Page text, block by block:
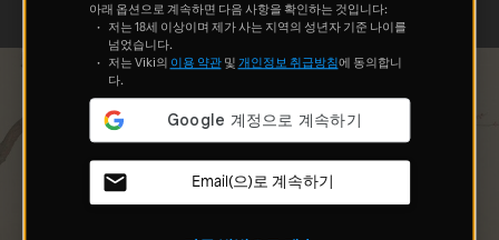
아래 옵션으로 계속하면 다음 사항을 확인하는 것입니다:
저는 18세 이상이며 제가 사는 지역의 성년자 기준 나이를
넘었습니다.
저는 Viki의 이용 약관및 개인정보 취급방침에 동의합니
다.
Email(으)로 계속하기